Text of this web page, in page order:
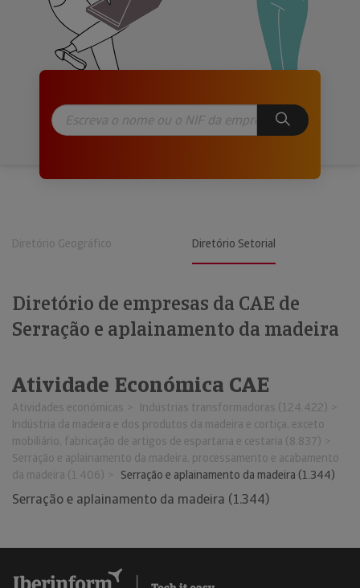
Diretório Geográfico Diretório Setorial
Diretório de empresas da CAE de
Serração e aplainamento da madeira
Atividade Económica CAE
Atividades económicas
Indústrias transformadoras (124.422)
Indústria da madeira e dos produtos da madeira e cortiça, exceto
mobiliário, fabricação de artigos de espartaria e cestaria (8.837)
Serração e aplainamento da madeira, processamento e acabamento
da madeira (1.406)
Serração e aplainamento da madeira (1.344)
Serração e aplainamento da madeira (1.344)